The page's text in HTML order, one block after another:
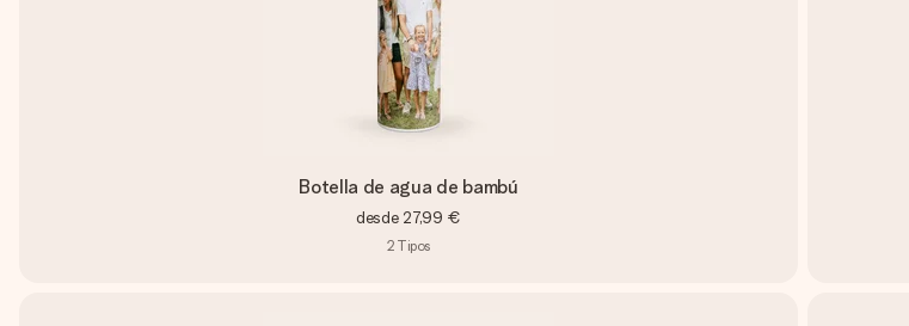
Botella de agua de bambú
desde 27,99 €
2 Tipos